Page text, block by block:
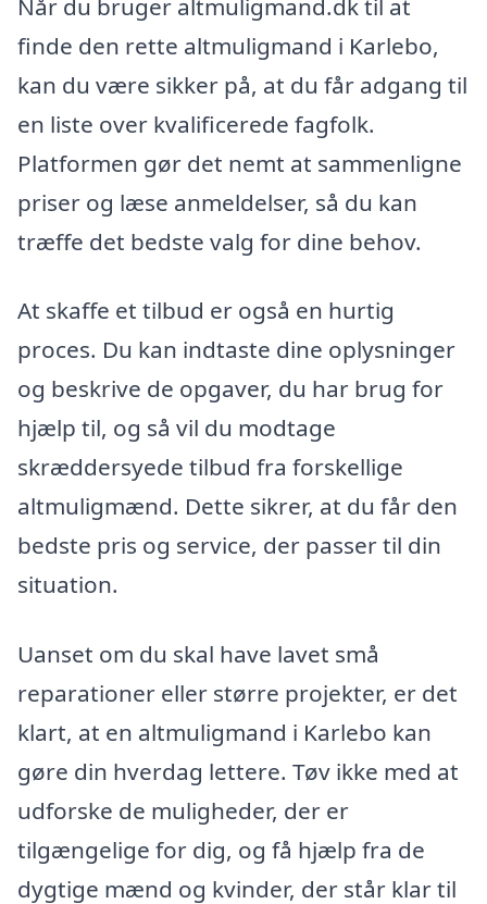
finde den rette altmuligmand i Karlebo,
kan du være sikker på, at du får adgang til
en liste over kvalificerede fagfolk.
Platformen gør det nemt at sammenligne
priser og læse anmeldelser, så du kan
træffe det bedste valg for dine behov.
At skaffe et tilbud er også en hurtig
proces. Du kan indtaste dine oplysninger
og beskrive de opgaver, du har brug for
hjælp til, og så vil du modtage
skræddersyede tilbud fra forskellige
altmuligmænd. Dette sikrer, at du får den
bedste pris og service, der passer til din
situation.
Uanset om du skal have lavet små
reparationer eller større projekter, er det
klart, at en altmuligmand i Karlebo kan
gøre din hverdag lettere. Tøv ikke med at
udforske de muligheder, der er
tilgængelige for dig, og få hjælp fra de
dygtige mænd og kvinder, der står klar til